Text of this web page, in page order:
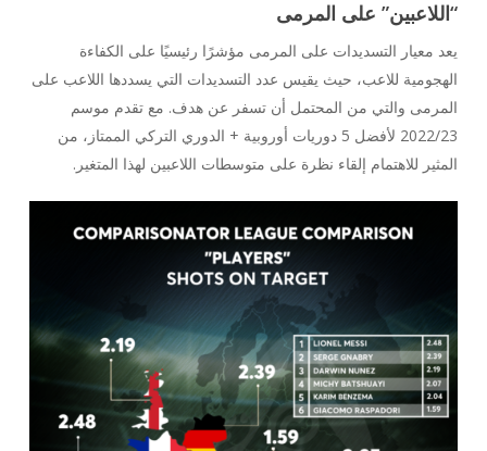
“اللاعبين” على المرمى
يعد معيار التسديدات على المرمى مؤشرًا رئيسيًا على الكفاءة
الهجومية للاعب، حيث يقيس عدد التسديدات التي يسددها اللاعب على
المرمى والتي من المحتمل أن تسفر عن هدف. مع تقدم موسم
2022/23 لأفضل 5 دوريات أوروبية + الدوري التركي الممتاز، من
المثير للاهتمام إلقاء نظرة على متوسطات اللاعبين لهذا المتغير.